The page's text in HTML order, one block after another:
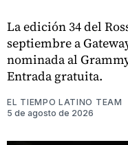
La edición 34 del
septiembre a
nominada al
Entrada gratuita.
EL TIEMPO LATINO TEAM
5 de agosto de 2026